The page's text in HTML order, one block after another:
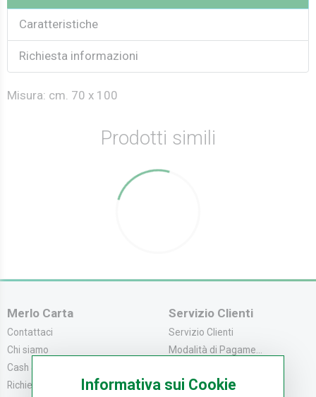
Caratteristiche
Richiesta informazioni
Misura: cm. 70 x 100
Prodotti simili
Merlo Carta
Contattaci
Chi siamo
Cash & Carry
Richiedi catalogo
Servizio Clienti
Servizio Clienti
Modalità di Pagame...
Resi e Recessi
Informativa sui Cookie